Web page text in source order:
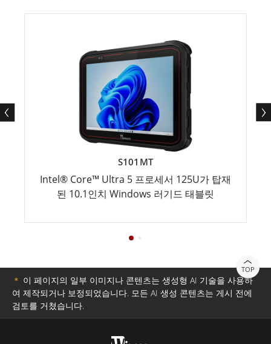
S101MT
Intel® Core™ Ultra 5 프로세서 125U가 탑재
된 10.1인치 Windows 러기드 태블릿
TOP
＊ 이 페이지의 일부 이미지나 콘텐츠는 생성형 AI 기술을 사용하
여 제작되거나 보정되었습니다. 모든 AI 생성 콘텐츠는 게시 전에
검토를 거쳤습니다.